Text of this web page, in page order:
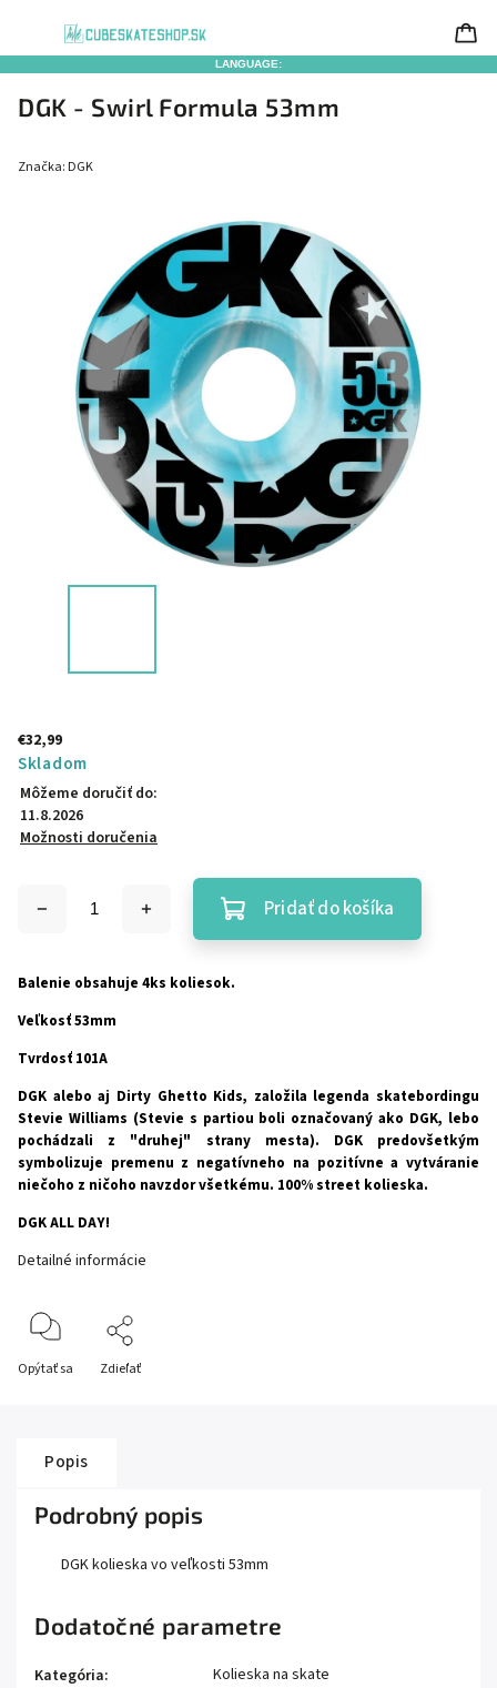
LANGUAGE:
DGK - Swirl Formula 53mm
Značka: DGK
€32,99
Skladom
Môžeme doručiť do:
11.8.2026
Možnosti doručenia
Pridať do košíka
Balenie obsahuje 4ks koliesok.
Veľkosť 53mm
Tvrdosť 101A
DGK alebo aj Dirty Ghetto Kids, založila legenda skatebordingu
Stevie Williams (Stevie s partiou boli označovaný ako DGK, lebo
pochádzali z "druhej" strany mesta). DGK predovšetkým
symbolizuje premenu z negatívneho na pozitívne a vytváranie
niečoho z ničoho navzdor všetkému. 100% street kolieska.
DGK ALL DAY!
Detailné informácie
Opýtať sa Zdieľať
Popis
Podrobný popis
DGK kolieska vo veľkosti 53mm
Dodatočné parametre
Kategória:
Kolieska na skate